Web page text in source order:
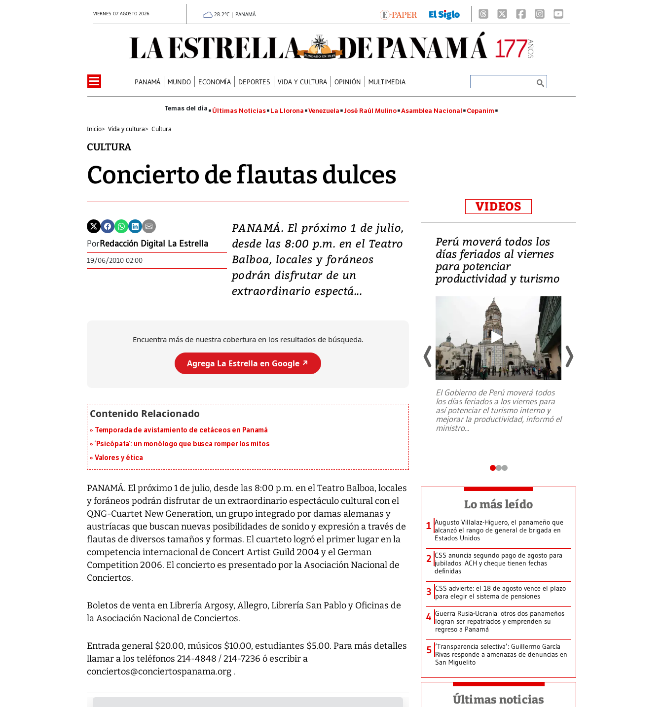
VIERNES 07 AGOSTO 2026 28.2°C | PANAMÁ
PANAMÁ MUNDO ECONOMÍA DEPORTES VIDA Y CULTURA OPINIÓN MULTIMEDIA
Últimas Noticias La Llorona Venezuela José Raúl Mulino Asamblea Nacional Cepanim
Inicio> Vida y cultura> Cultura
CULTURA
Concierto de flautas dulces
PorRedacción Digital La Estrella
19/06/2010 02:00
PANAMÁ. El próximo 1 de julio,
desde las 8:00 p.m. en el Teatro
Balboa, locales y foráneos
podrán disfrutar de un
extraordinario espectá...
Encuentra más de nuestra cobertura en los resultados de búsqueda.
Agrega La Estrella en Google ↗️
Temporada de avistamiento de cetáceos en Panamá
‘Psicópata’: un monólogo que busca romper los mitos
Valores y ética
PANAMÁ. El próximo 1 de julio, desde las 8:00 p.m. en el Teatro Balboa, locales
y foráneos podrán disfrutar de un extraordinario espectáculo cultural con el
QNG-Cuartet New Generation, un grupo integrado por damas alemanas y
austríacas que buscan nuevas posibilidades de sonido y expresión a través de
flautas de diversos tamaños y formas. El cuarteto logró el primer lugar en la
competencia internacional de Concert Artist Guild 2004 y el German
Competition 2006. El concierto es presentado por la Asociación Nacional de
Conciertos.
Boletos de venta en Librería Argosy, Allegro, Librería San Pablo y Oficinas de
la Asociación Nacional de Conciertos.
Entrada general $20.00, músicos $10.00, estudiantes $5.00. Para más detalles
llamar a los teléfonos 214-4848 / 214-7236 ó escribir a
conciertos@conciertospanama.org .
VIDEOS
Video: Lula lanza su
candidatura con
promesas de inversión
en defensa, educación y
tierras raras
Entre recuerdos y escuetas
Perú moverá todos los
días feriados al viernes
para potenciar
productividad y turismo
El Gobierno de Perú moverá todos
los días feriados a los viernes para
así potenciar el turismo interno y
mejorar la productividad, informó el
ministro...
Lo más leído
1 Augusto Villalaz-Higuero, el panameño que
alcanzó el rango de general de brigada en
Estados Unidos
2 CSS anuncia segundo pago de agosto para
jubilados: ACH y cheque tienen fechas
definidas
3 CSS advierte: el 18 de agosto vence el plazo
para elegir el sistema de pensiones
4 Guerra Rusia-Ucrania: otros dos panameños
logran ser repatriados y emprenden su
regreso a Panamá
5 ‘Transparencia selectiva’: Guillermo García
Rivas responde a amenazas de denuncias en
San Miguelito
Últimas noticias